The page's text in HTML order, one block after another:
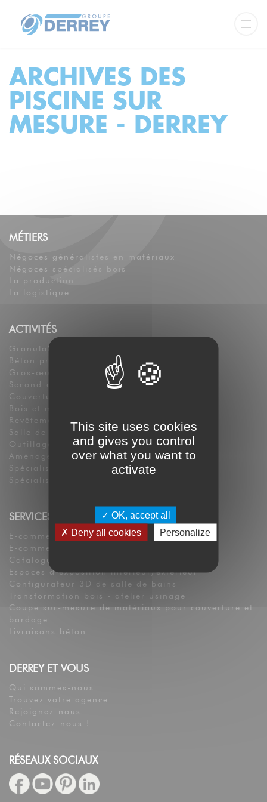
ARCHIVES DES
PISCINE SUR
MESURE - DERREY
MÉTIERS
Négoces généralistes en matériaux
Négoces spécialisés bois
La production
La logistique
ACTIVITÉS
Granulats
Béton prêt à l’emploi
Gros-œuvre
Second-oeuvre : isolation et plâtrerie
Couverture et bardage
Bois et menuiserie
Revêtements de sols et murs
Salle de bains et sanitaire
Outillage et consommable
Aménagement extérieur
Spécialistes Salles de Bain
Spécialistes Plafonds Plâtrerie Isolation
SERVICES
E-commerce Matériaux
E-commerce Sanitaires
Catalogues
Espaces d’exposition intérieur/extérieur
Configurateur 3D de salle de bains
Transformation bois - atelier usinage
Coupe sur-mesure de matériaux pour couverture et
bardage
Livraisons béton
DERREY ET VOUS
Qui sommes-nous
Trouvez votre agence
Rejoignez-nous
Contactez-nous !
RÉSEAUX SOCIAUX
This site uses cookies
and gives you control
over what you want to
activate
OK, accept all
Deny all cookies
Personalize